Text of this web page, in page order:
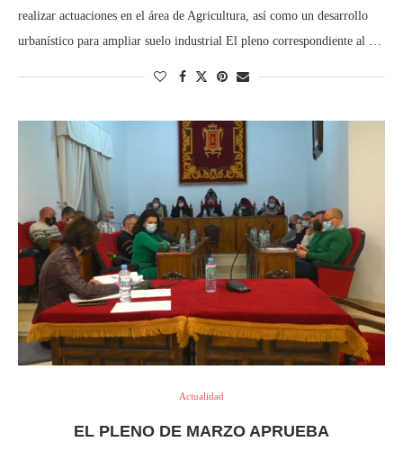
realizar actuaciones en el área de Agricultura, así como un desarrollo
urbanístico para ampliar suelo industrial El pleno correspondiente al …
Actualidad
EL PLENO DE MARZO APRUEBA